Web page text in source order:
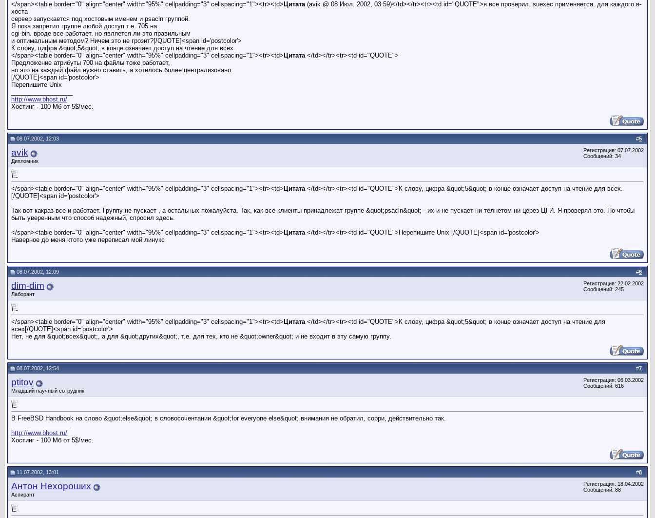
</span><table border="0" align="center" width="95%" cellpadding="3" cellspacing="1"><tr><td> Цитата(avik @ 08 Июл. 2002, 03:59)</td></tr><tr><td id="QUOTE">я все проверил. suexec применяется. для каждого в-
хоста
сервер запускается под хостовым именем и psacln группой.
Я пока запретил группе любой доступ т.е. 705 на
cgi-bin. вроде все работает. но является ли это правильным
и оптимальным методом? Ничем это не грозит?[/QUOTE]<span id='postcolor'>
К слову, цифра &quot;5&quot; в конце означает доступ на чтение для всех.
</span><table border="0" align="center" width="95%" cellpadding="3" cellspacing="1"><tr><td> Цитата</td></tr><tr><td id="QUOTE">
Предложение атрибуты 700 на файлы тоже работает,
но это на каждый файл нужно ставить, а хотелось более централизовано.
[/QUOTE]<span id='postcolor'>
Перепишите Unix
http://www.bhost.ru/
Хостинг - 100 Мб от 5$/мес.
#5
08.07.2002, 12:03
avik
Дипломник
Регистрация: 07.07.2002
Сообщений: 34
</span><table border="0" align="center" width="95%" cellpadding="3" cellspacing="1"><tr><td> Цитата</td></tr><tr><td id="QUOTE">К слову, цифра &quot;5&quot; в конце означает доступ на чтение для всех.
[/QUOTE]<span id='postcolor'>
Так вот какраз все и работает. Группу не пускает , а остальных пожалуйста. Так, как все клиенты принадлежат группе &quot;psacln&quot; - их и не пускает ни телнетом ни церез ЦГИ. Я проверял это. Но чтобы
быть уверенным что способ надежный, спросил здесь.
</span><table border="0" align="center" width="95%" cellpadding="3" cellspacing="1"><tr><td> Цитата</td></tr><tr><td id="QUOTE">Перепишите Unix [/QUOTE]<span id='postcolor'>
Наверное до меня ктото уже переписал мой линукс
#6
08.07.2002, 12:09
dim-dim
Лаборант
Регистрация: 22.02.2002
Сообщений: 245
</span><table border="0" align="center" width="95%" cellpadding="3" cellspacing="1"><tr><td> Цитата</td></tr><tr><td id="QUOTE">К слову, цифра &quot;5&quot; в конце означает доступ на чтение для
всех[/QUOTE]<span id='postcolor'>
Нет, не для &quot;всех&quot;, а для &quot;других&quot;, т.е. для тех, кто не &quot;owner&quot; и не входит в эту самую группу.
#7
08.07.2002, 12:54
ptitov
Младший научный сотрудник
Регистрация: 06.03.2002
Сообщений: 616
В FreeBSD Handbook на слово &quot;else&quot; в словосочентании &quot;for everyone else&quot; внимания не обратил, сорри, действительно так.
http://www.bhost.ru/
Хостинг - 100 Мб от 5$/мес.
#8
11.07.2002, 13:01
Антон Нехороших
Аспирант
Регистрация: 18.04.2002
Сообщений: 88